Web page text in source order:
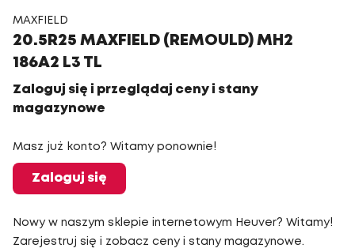
MAXFIELD
20.5R25 MAXFIELD (REMOULD) MH2
186A2 L3 TL
Zaloguj się i przeglądaj ceny i stany
magazynowe
Masz już konto? Witamy ponownie!
Zaloguj się
Nowy w naszym sklepie internetowym Heuver? Witamy!
Zarejestruj się i zobacz ceny i stany magazynowe.